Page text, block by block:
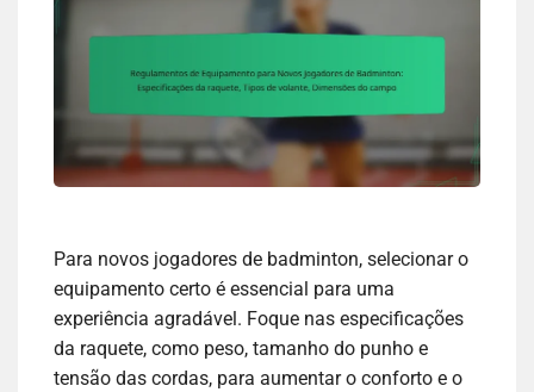
Para novos jogadores de badminton, selecionar o
equipamento certo é essencial para uma
experiência agradável. Foque nas especificações
da raquete, como peso, tamanho do punho e
tensão das cordas, para aumentar o conforto e o